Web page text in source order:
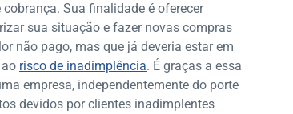
Sua finalidade é oferecer
sua situação e fazer novas compras
não pago, mas que já deveria estar em
risco de inadimplência. É graças a essa
empresa, independentemente do porte
devidos por clientes inadimplentes